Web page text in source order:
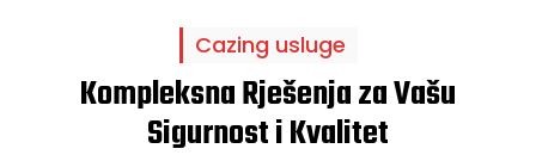
Cazing usluge
Kompleksna Rješenja za Vašu
Sigurnost i Kvalitet